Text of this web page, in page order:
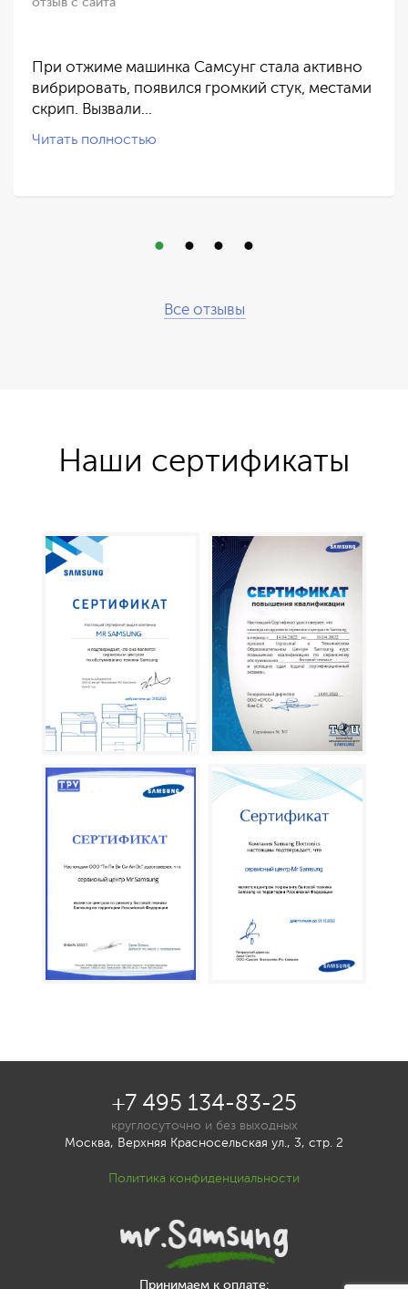
отзыв с сайта
При отжиме машинка Самсунг стала активно
вибрировать, появился громкий стук, местами
скрип. Вызвали…
Читать полностью
Все отзывы
Наши сертификаты
Принимаем к оплате:
+7 495 134-83-25
круглосуточно и без выходных
Москва, Верхняя Красносельская ул., 3, стр. 2
Политика конфиденциальности